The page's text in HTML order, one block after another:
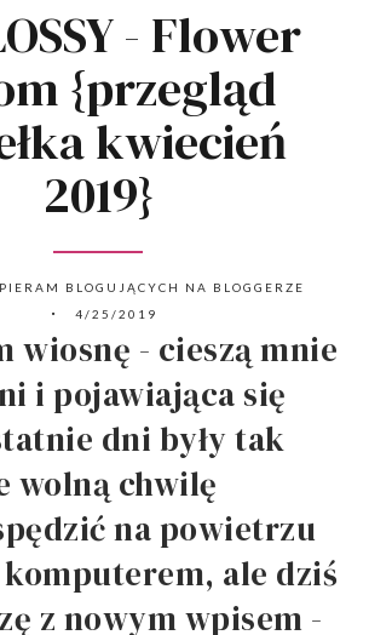
- Flower
{przegląd
kwiecień
2019}
BLOGUJĄCYCH NA BLOGGERZE
4/25/2019
wiosnę - cieszą mnie
i pojawiająca się
dni były tak
wolną chwilę
na powietrzu
ale dziś
z nowym wpisem -